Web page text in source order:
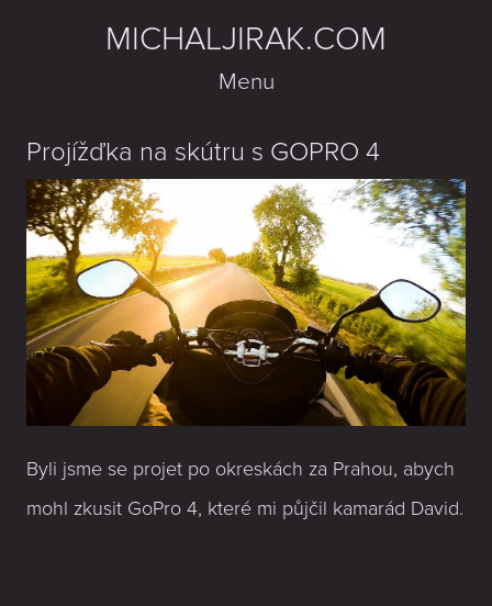
MICHALJIRAK.COM
Menu
Projížďka na skútru s GOPRO 4
Byli jsme se projet po okreskách za Prahou, abych
mohl zkusit GoPro 4, které mi půjčil kamarád David.